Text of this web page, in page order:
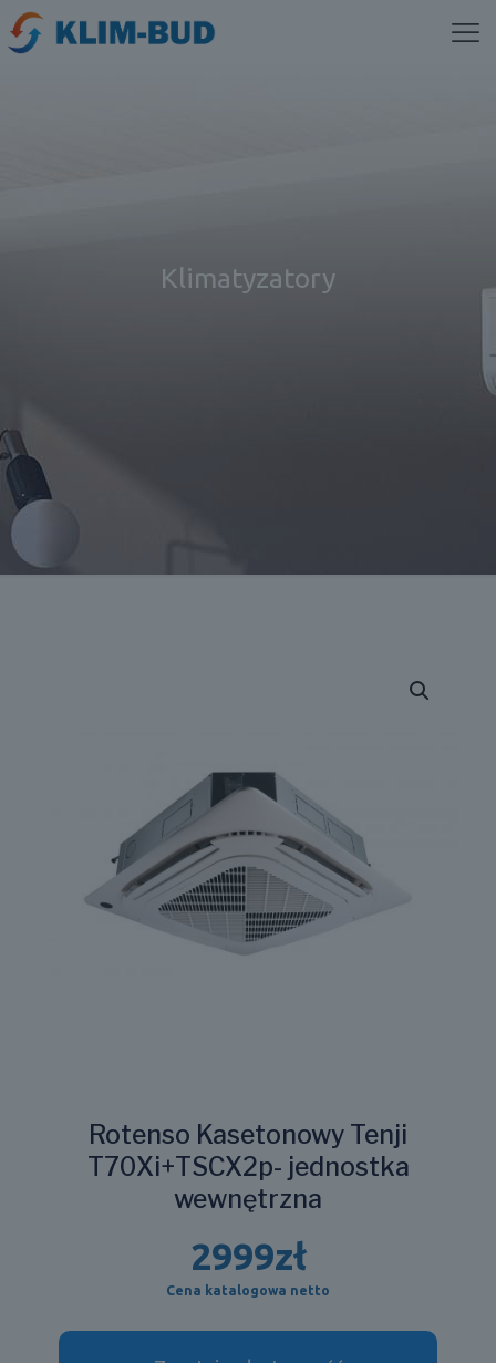
Klimatyzatory
Rotenso Kasetonowy Tenji
T70Xi+TSCX2p- jednostka
wewnętrzna
2999zł
Cena katalogowa netto